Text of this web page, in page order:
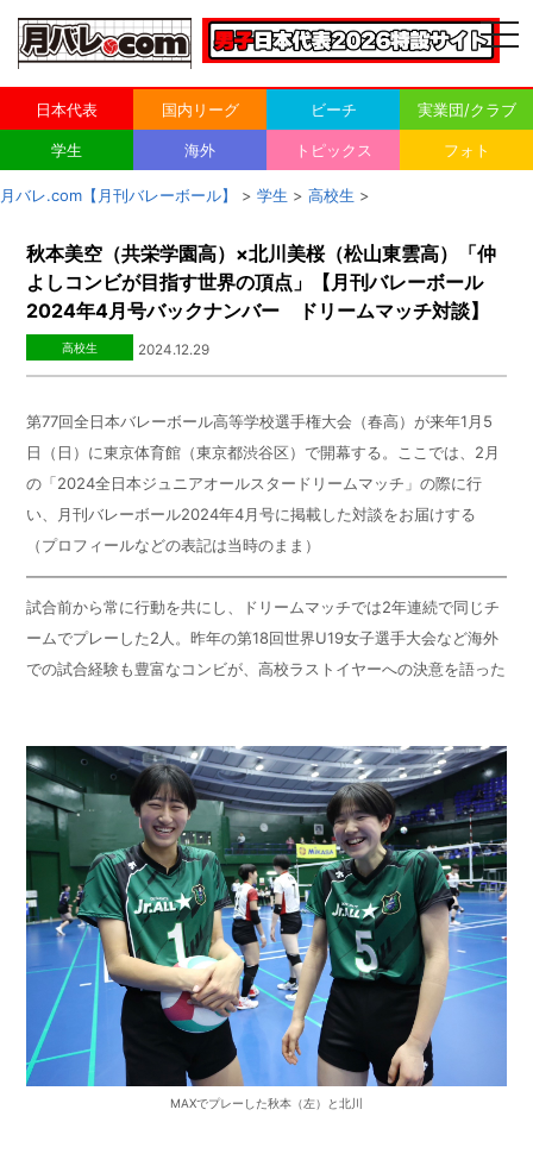
日本代表 国内リーグ ビーチ 実業団/クラブ
学生 海外 トピックス フォト
月バレ.com【月刊バレーボール】 > 学生 > 高校生 >
秋本美空（共栄学園高）×北川美桜（松山東雲高）「仲
よしコンビが目指す世界の頂点」【月刊バレーボール
2024年4月号バックナンバー ドリームマッチ対談】
高校生 2024.12.29
第77回全日本バレーボール高等学校選手権大会（春高）が来年1 月5
日（日）に東京体育館（東京都渋谷区）で開幕する。ここでは、 2 月
の「2024全日本ジュニアオールスタードリームマッチ」の際に行
い、月刊バレーボール2024年4月号に掲載した対談をお届けする
（プロフィールなどの表記は当時のまま）
試合前から常に行動を共にし、ドリームマッチでは2年連続で同じチ
ームでプレーした2 人。昨年の第18回世界U19女子選手大会など海外
での試合経験も豊富なコンビが、高校ラストイヤーへの決意を語った
MAXでプレーした秋本（左）と北川